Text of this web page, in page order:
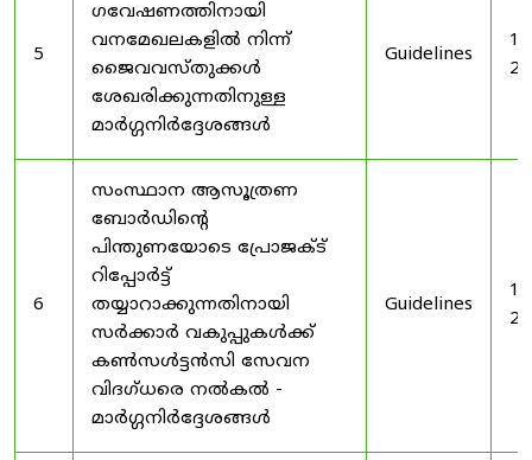
5
ഗവേഷണത്തിനായി
വനമേഖലകളിൽ നിന്ന്
ജൈവവസ്തുക്കൾ
ശേഖരിക്കുന്നതിനുള്ള
മാർഗ്ഗനിർദ്ദേശങ്ങൾ
Guidelines
6
സംസ്ഥാന ആസൂത്രണ
ബോർഡിൻ്റെ
പിന്തുണയോടെ പ്രോജക്ട്
റിപ്പോർട്ട്
തയ്യാറാക്കുന്നതിനായി
സർക്കാർ വകുപ്പുകൾക്ക്
കൺസൾട്ടൻസി സേവന
വിദഗ്ധരെ നൽകൽ -
മാർഗ്ഗനിർദ്ദേശങ്ങൾ
Guidelines